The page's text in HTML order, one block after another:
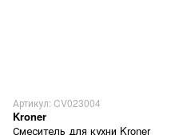
Артикул: CV023004
Kroner
Смеситель для кухни Kroner